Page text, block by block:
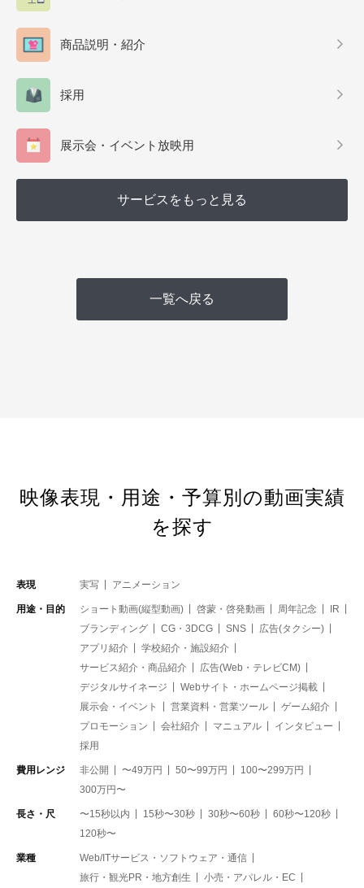
商品説明・紹介
採用
展示会・イベント放映用
サービスをもっと見る
一覧へ戻る
映像表現・用途・予算別の動画実績
を探す
表現 実写 アニメーション
用途・目的 ショート動画(縦型動画) 啓蒙・啓発動画 周年記念
IR
ブランディング
CG・3DCG SNS
広告(タクシー)
アプリ紹介
学校紹介・施設紹介
サービス紹介・商品紹介
広告(Web・テレビCM)
デジタルサイネージ
Webサイト・ホームページ掲載
展示会・イベント
営業資料・営業ツール
ゲーム紹介
プロモーション
会社紹介 マニュアル
インタビュー
採用
費用レンジ 非公開 〜49万円 50〜99万円
100〜299万円
300万円〜
長さ・尺 〜15秒以内 15秒〜30秒 30秒〜60秒
60秒〜120秒
120秒〜
業種
Web/ITサービス・ソフトウェア・通信
旅行・観光PR・地方創生
小売・アパレル・EC